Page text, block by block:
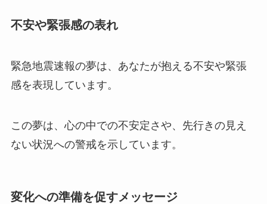
不安や緊張感の表れ
緊急地震速報の夢は、あなたが抱える不安や緊張
感を表現しています。
この夢は、心の中での不安定さや、先行きの見え
ない状況への警戒を示しています。
変化への準備を促すメッセージ